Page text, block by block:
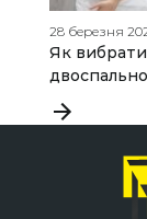
28 березня
Як